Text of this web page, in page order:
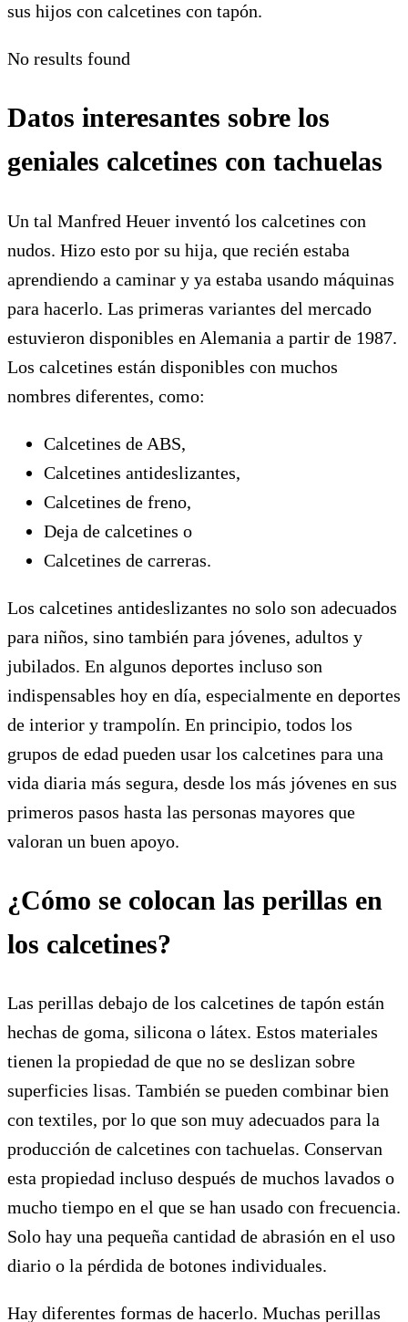
sus hijos con calcetines con tapón.
No results found
Datos interesantes sobre los
geniales calcetines con tachuelas
Un tal Manfred Heuer inventó los calcetines con
nudos. Hizo esto por su hija, que recién estaba
aprendiendo a caminar y ya estaba usando máquinas
para hacerlo. Las primeras variantes del mercado
estuvieron disponibles en Alemania a partir de 1987.
Los calcetines están disponibles con muchos
nombres diferentes, como:
Calcetines de ABS,
Calcetines antideslizantes,
Calcetines de freno,
Deja de calcetines o
Calcetines de carreras.
Los calcetines antideslizantes no solo son adecuados
para niños, sino también para jóvenes, adultos y
jubilados. En algunos deportes incluso son
indispensables hoy en día, especialmente en deportes
de interior y trampolín. En principio, todos los
grupos de edad pueden usar los calcetines para una
vida diaria más segura, desde los más jóvenes en sus
primeros pasos hasta las personas mayores que
valoran un buen apoyo.
¿Cómo se colocan las perillas en
los calcetines?
Las perillas debajo de los calcetines de tapón están
hechas de goma, silicona o látex. Estos materiales
tienen la propiedad de que no se deslizan sobre
superficies lisas. También se pueden combinar bien
con textiles, por lo que son muy adecuados para la
producción de calcetines con tachuelas. Conservan
esta propiedad incluso después de muchos lavados o
mucho tiempo en el que se han usado con frecuencia.
Solo hay una pequeña cantidad de abrasión en el uso
diario o la pérdida de botones individuales.
Hay diferentes formas de hacerlo. Muchas perillas